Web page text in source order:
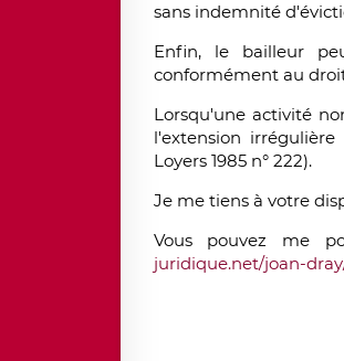
sans indemnité
Enfin, le bailleur
conformément au
Lorsqu'une activité
l'extension
Loyers 1985 n° 222).
Je me tiens à votre
Vous pouvez me
juridique.net/joan-